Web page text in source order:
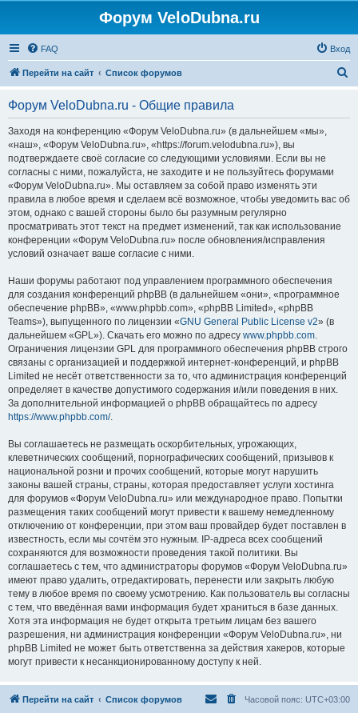
Форум VeloDubna.ru
FAQ Вход
Перейти на сайт Список форумов
Форум VeloDubna.ru - Общие правила
Заходя на конференцию «Форум VeloDubna.ru» (в дальнейшем «мы»,
«наш», «Форум VeloDubna.ru», «https://forum.velodubna.ru»), вы
подтверждаете своё согласие со следующими условиями. Если вы не
согласны с ними, пожалуйста, не заходите и не пользуйтесь форумами
«Форум VeloDubna.ru». Мы оставляем за собой право изменять эти
правила в любое время и сделаем всё возможное, чтобы уведомить вас об
этом, однако с вашей стороны было бы разумным регулярно
просматривать этот текст на предмет изменений, так как использование
конференции «Форум VeloDubna.ru» после обновления/исправления
условий означает ваше согласие с ними.
Наши форумы работают под управлением программного обеспечения
для создания конференций phpBB (в дальнейшем «они», «программное
обеспечение phpBB», «www.phpbb.com», «phpBB Limited», «phpBB
Teams»), выпущенного по лицензии «GNU General Public License v2» (в
дальнейшем «GPL»). Скачать его можно по адресу www.phpbb.com.
Ограничения лицензии GPL для программного обеспечения phpBB строго
связаны с организацией и поддержкой интернет-конференций, и phpBB
Limited не несёт ответственности за то, что администрация конференций
определяет в качестве допустимого содержания и/или поведения в них.
За дополнительной информацией о phpBB обращайтесь по адресу
https://www.phpbb.com/.
Вы соглашаетесь не размещать оскорбительных, угрожающих,
клеветнических сообщений, порнографических сообщений, призывов к
национальной розни и прочих сообщений, которые могут нарушить
законы вашей страны, страны, которая предоставляет услуги хостинга
для форумов «Форум VeloDubna.ru» или международное право. Попытки
размещения таких сообщений могут привести к вашему немедленному
отключению от конференции, при этом ваш провайдер будет поставлен в
известность, если мы сочтём это нужным. IP-адреса всех сообщений
сохраняются для возможности проведения такой политики. Вы
соглашаетесь с тем, что администраторы форумов «Форум VeloDubna.ru»
имеют право удалить, отредактировать, перенести или закрыть любую
тему в любое время по своему усмотрению. Как пользователь вы согласны
с тем, что введённая вами информация будет храниться в базе данных.
Хотя эта информация не будет открыта третьим лицам без вашего
разрешения, ни администрация конференции «Форум VeloDubna.ru», ни
phpBB Limited не может быть ответственна за действия хакеров, которые
могут привести к несанкционированному доступу к ней.
Перейти на сайт Список форумов Часовой пояс: UTC+03:00